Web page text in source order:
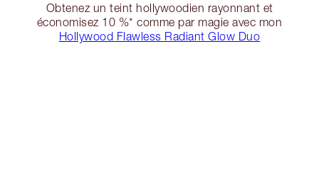
Obtenez un teint hollywoodien rayonnant et
économisez 10 %* comme par magie avec mon
Hollywood Flawless Radiant Glow Duo